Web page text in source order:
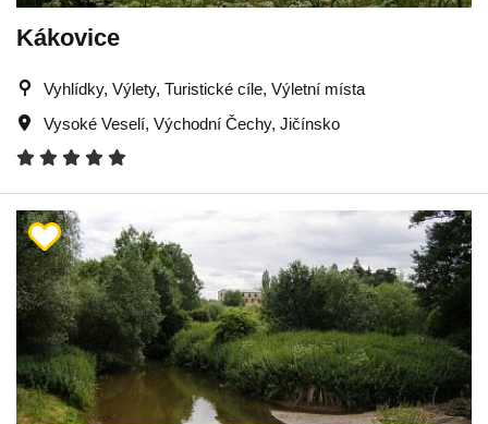
Kákovice
Vyhlídky, Výlety, Turistické cíle, Výletní místa
Vysoké Veselí, Východní Čechy, Jičínsko